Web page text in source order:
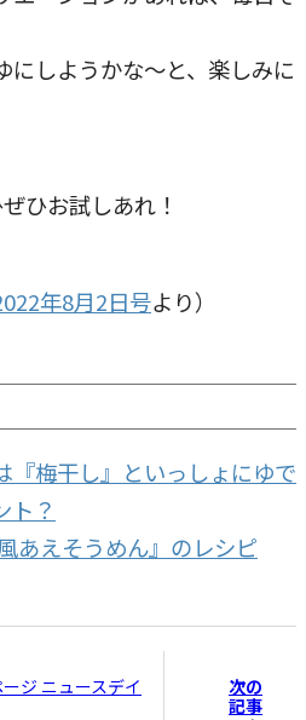
にしようかな～と、楽しみに
ひお試しあれ！
年8月2日号より）
『梅干し』といっしょにゆで
ト？
あえそうめん』のレシピ
ジ ニュースデイ
次の
記事